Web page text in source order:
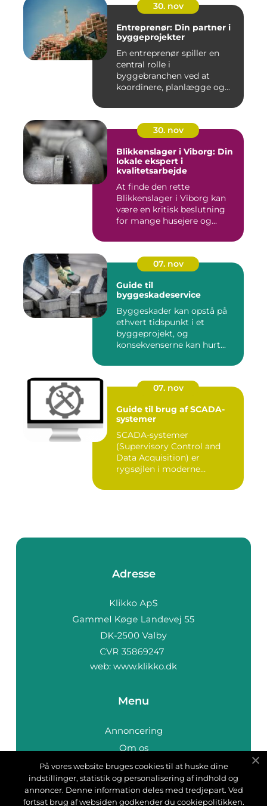
30. nov
Entreprenør: Din partner i
byggeprojekter
En entreprenør spiller en
central rolle i
byggebranchen ved at
koordinere, planlægge og...
30. nov
Blikkenslager i Viborg: Din
lokale ekspert i
kvalitetsarbejde
At finde den rette
Blikkenslager i Viborg kan
være en kritisk beslutning
for mange husejere og...
07. nov
Guide til
byggeskadeservice
Byggeskader kan opstå på
ethvert tidspunkt i et
byggeprojekt, og
konsekvenserne kan hurt...
07. nov
Guide til brug af SCADA-
systemer
SCADA-systemer
(Supervisory Control and
Data Acquisition) er
rygsøjlen i moderne
Adresse
web: www.klikko.dk
Menu
Annoncering
Om os
Cookies
Kontakt os
Sitemap
På vores website bruges cookies til at huske dine
indstillinger, statistik og personalisering af indhold og
annoncer. Denne information deles med tredjepart. Ved
fortsat brug af websiden godkender du cookiepolitikken.